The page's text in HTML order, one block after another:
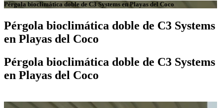
Pérgola bioclimática doble de C3 Systems en Playas del Coco
Pérgola bioclimática doble de C3 Systems
en Playas del Coco
Pérgola bioclimática doble de C3 Systems
en Playas del Coco